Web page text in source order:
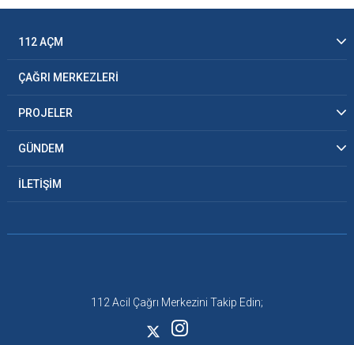
112 AÇM
ÇAĞRI MERKEZLERİ
PROJELER
GÜNDEM
İLETİŞİM
112 Acil Çağrı Merkezini Takip Edin;